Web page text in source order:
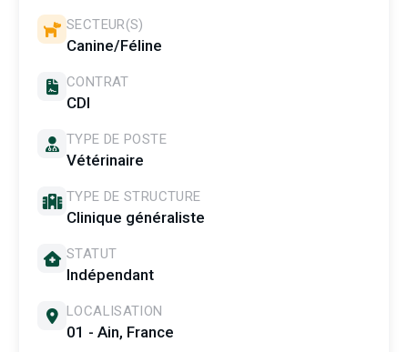
SECTEUR(S)
Canine/Féline
CONTRAT
CDI
TYPE DE POSTE
Vétérinaire
TYPE DE STRUCTURE
Clinique généraliste
STATUT
Indépendant
LOCALISATION
01 - Ain, France